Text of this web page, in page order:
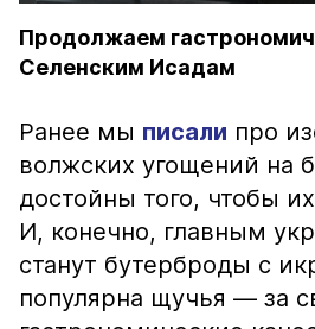
Продолжаем
Селенским Исадам
Ранее мы писали про
волжских угощений на
достойны того, чтобы
И, конечно, главным
станут бутерброды с
популярна щучья — за